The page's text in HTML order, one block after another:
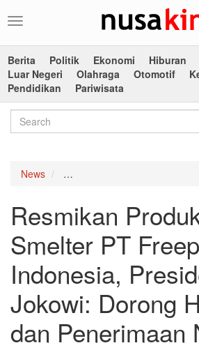
Toggle
Berita
Politik Ekonomi Hiburan
Luar Negeri
Olahraga Otomotif
Pendidikan
Pariwisata
News
Resmikan
Smelter PT
Indonesia,
Jokowi: Dorong
dan Penerimaan